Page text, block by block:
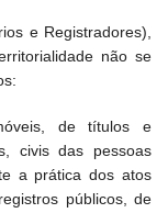
e Registradores),
não se
de títulos e
civis das pessoas
a prática dos atos
públicos, de